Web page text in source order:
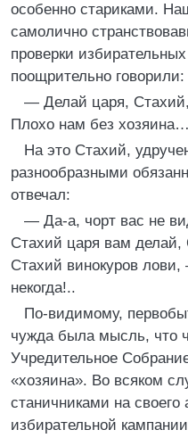
особенно стариками.
самолично
проверки
поощрительно говорили:
— Делай царя,
Плохо нам без хозяина…
На это Стахий,
разнообразными
отвечал:
— Да-а, чорт вас не
Стахий царя вам делай,
Стахий винокуров лови,
некогда!..
По-видимому,
чужда была мысль, что
Учредительное
«хозяина». Во всяком
станичниками на
избирательной